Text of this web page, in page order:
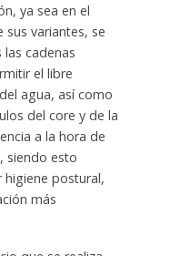
ya sea en el
sus variantes, se
cadenas
el libre
agua, así como
del core y de la
a la hora de
siendo esto
postural,
más